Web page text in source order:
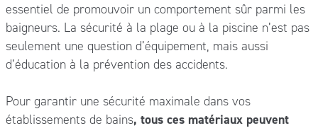
essentiel de promouvoir un comportement sûr parmi les
baigneurs. La sécurité à la plage ou à la piscine n’est pas
seulement une question d’équipement, mais aussi
d’éducation à la prévention des accidents.
Pour garantir une sécurité maximale dans vos
établissements de bains, tous ces matériaux peuvent